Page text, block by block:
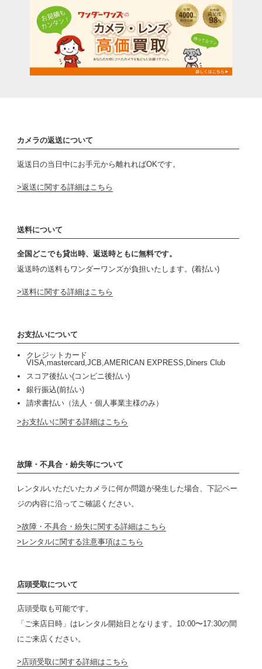
カメラの返送について
返送日の当日中にお手元から離れればOKです。
返送に関する詳細はこちら
送料について
全国どこでも貸出時、返送時ともに無料です。
返送時の送料もワンダーワンズが負担いたします。(着払い)
送料に関する詳細はこちら
お支払いについて
クレジットカード
VISA,mastercard,JCB,AMERICAN EXPRESS,Diners Club
スコア後払い(コンビニ後払い)
銀行振込(前払い)
請求書払い（法人・個人事業主様のみ）
お支払いに関する詳細はこちら
故障・不具合・紛失等について
レンタルいただいたカメラに何か問題が発生した場合、下記ペー
ジの内容に沿ってご確認ください。
故障・不具合・紛失に関する詳細はこちら
レンタルに関する注意事項はこちら
店頭受取について
店頭受取も可能です。
「ご来店日時」はレンタル開始日となります。10:00〜17:30の間
にご来店ください。
店頭受取に関する詳細はこちら